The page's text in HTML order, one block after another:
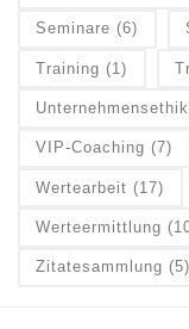
Seminare (6)
Training (1)
Unternehmensethik
VIP-Coaching (7)
Wertearbeit (17)
Werteermittlung
Zitatesammlung (5)